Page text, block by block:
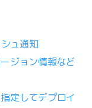
ュ通知
ジョン情報など
定してデプロイ